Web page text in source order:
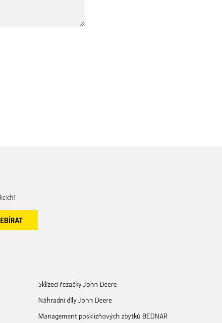
Sklízecí řezačky John Deere
Náhradní díly John Deere
Management posklizňových zbytků BEDNAR